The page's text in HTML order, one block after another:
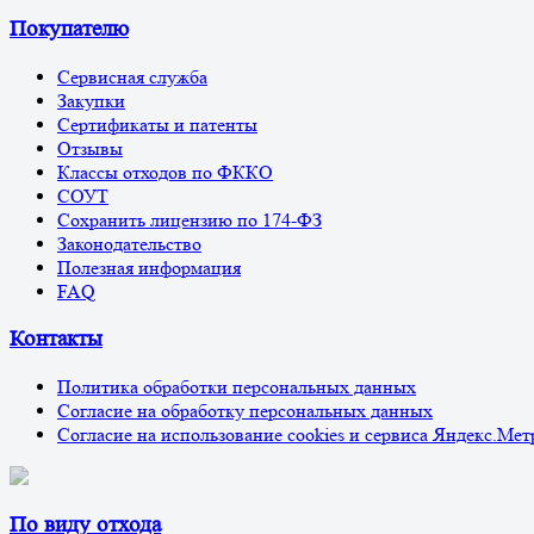
Покупателю
Сервисная служба
Закупки
Сертификаты и патенты
Отзывы
Классы отходов по ФККО
СОУТ
Сохранить лицензию по 174-ФЗ
Законодательство
Полезная информация
FAQ
Контакты
Политика обработки персональных данных
Согласие на обработку персональных данных
Согласие на использование cookies и сервиса
По виду отхода